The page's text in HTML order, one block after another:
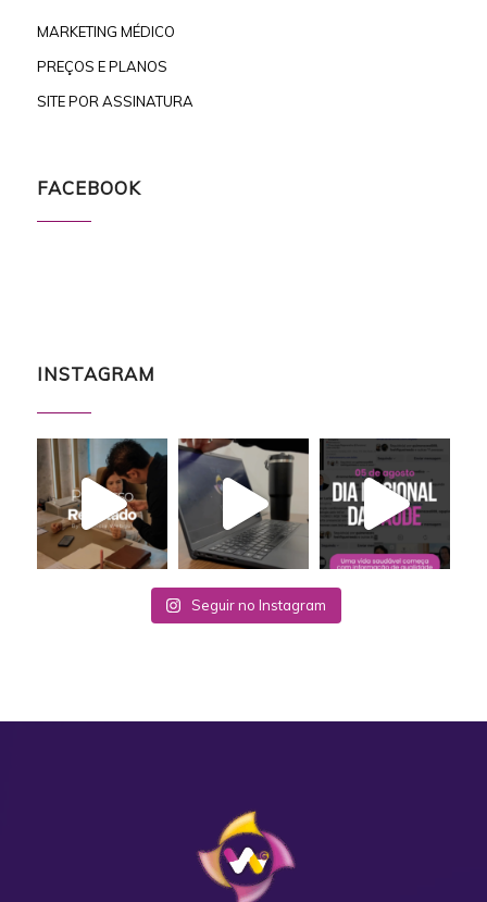
MARKETING MÉDICO
PREÇOS E PLANOS
SITE POR ASSINATURA
FACEBOOK
INSTAGRAM
Seguir no Instagram